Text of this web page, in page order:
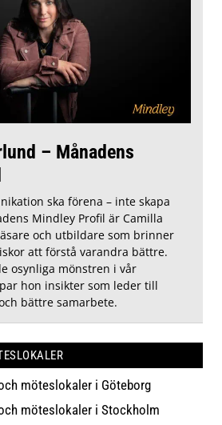
– Månadens
ska förena – inte skapa
Mindley Profil är Camilla
och utbildare som brinner
att förstå varandra bättre.
osynliga mönstren i vår
hon insikter som leder till
bättre samarbete.
möteslokaler i Göteborg
möteslokaler i Stockholm